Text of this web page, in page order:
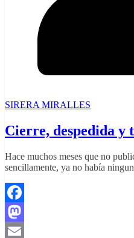
SIRERA MIRALLES
Cierre, despedida y
Hace muchos meses que no
sencillamente, ya no había
Facebook
Mastodon